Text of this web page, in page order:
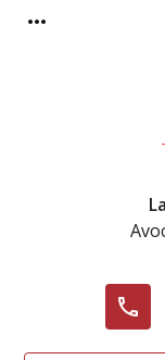
more_horiz
phone